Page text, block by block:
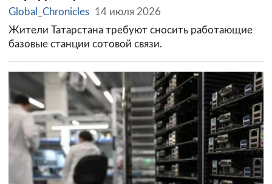
Global_Chronicles 14 июля 2026
Жители Татарстана требуют сносить работающие
базовые станции сотовой связи.